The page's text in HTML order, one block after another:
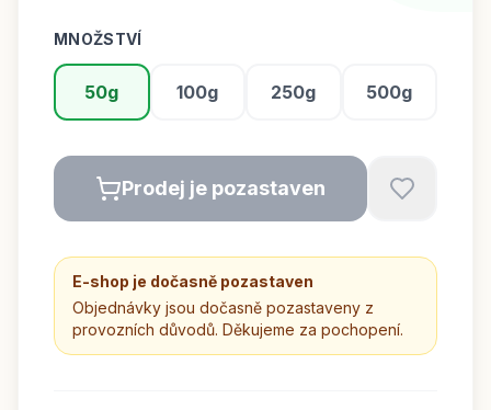
MNOŽSTVÍ
50g 100g 250g 500g
Prodej je pozastaven
E-shop je dočasně pozastaven
Objednávky jsou dočasně pozastaveny z
provozních důvodů. Děkujeme za pochopení.